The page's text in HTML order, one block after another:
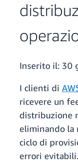
Inserito il: 30
I clienti di
ricevere un
distribuzione
eliminando la
ciclo di
errori